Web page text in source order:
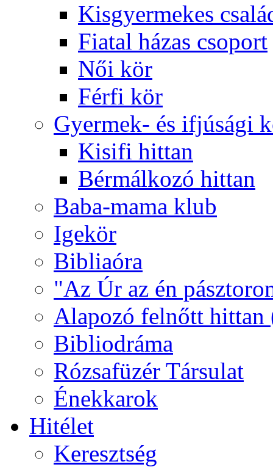
Kisgyermekes
Fiatal házas csoport
Női kör
Férfi kör
Gyermek- és ifjúsági
Kisifi hittan
Bérmálkozó hittan
Baba-mama klub
Igekör
Bibliaóra
"Az Úr az én
Alapozó felnőtt hittan
Bibliodráma
Rózsafüzér Társulat
Énekkarok
Hitélet
Keresztség